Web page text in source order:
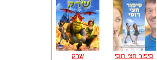
סיפור חצי רוסי שרק